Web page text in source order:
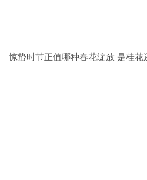
惊蛰时节正值哪种春花绽放 是桂花